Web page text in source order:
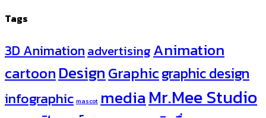
Tags
3D AnimationadvertisingAnimation
cartoonDesignGraphicgraphic design
infographic mascot mediaMr.Mee Studio